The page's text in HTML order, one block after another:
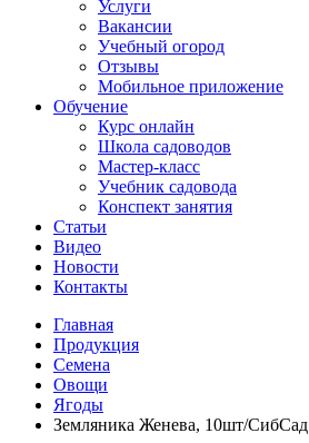
Услуги
Вакансии
Учебный огород
Отзывы
Мобильное приложение
Обучение
Курс онлайн
Школа садоводов
Мастер-класс
Учебник садовода
Конспект занятия
Статьи
Видео
Новости
Контакты
Главная
Продукция
Семена
Овощи
Ягоды
Земляника Женева, 10шт/СибСад